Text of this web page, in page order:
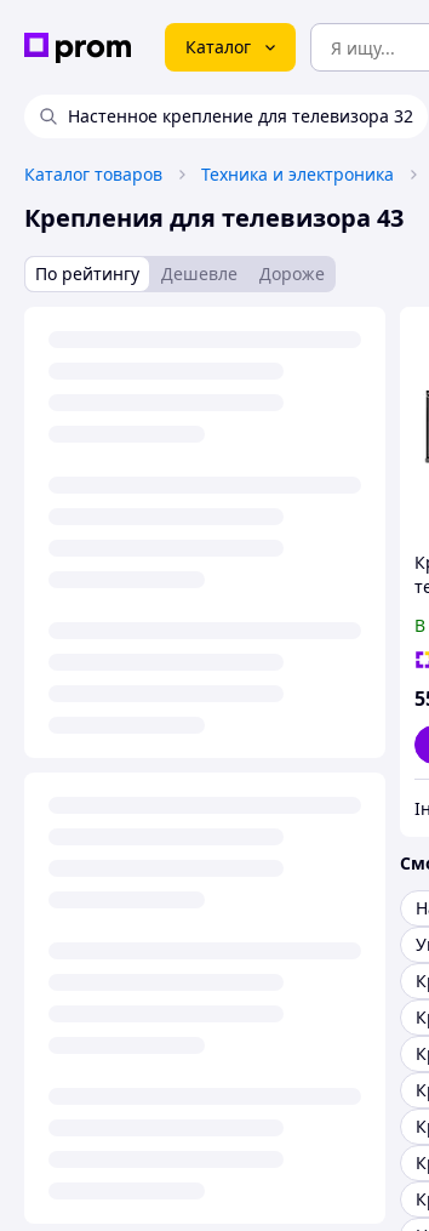
Каталог
Настенное крепление для телевизора 32
Каталог товаров Техника и электроника
Крепления для телевизора 43
По рейтингу Дешевле Дороже